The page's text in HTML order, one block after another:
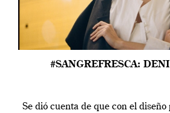
#SANGREFRESCA:
Se dió cuenta de que con el diseño